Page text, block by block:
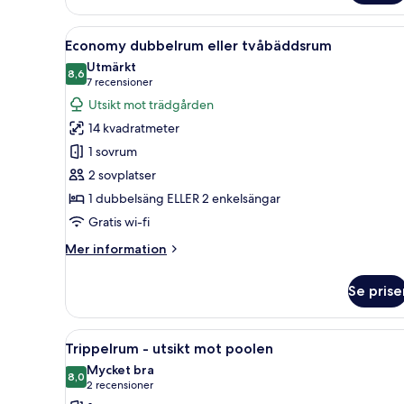
dubbelrum
eller
tvåbäddsrum
Öppna
alla
foton
för
Economy
dubbelrum
eller
tvåbäddsrum
En snyggt bäddad säng med
6
Economy dubbelrum eller tvåbäddsrum
8,68,6 av 10
Utmärkt
7 recensioner
(7 recensioner)
Utsikt mot trädgården
14 kvadratmeter
1 sovrum
2 sovplatser
1 dubbelsäng ELLER 2 enkelsängar
Gratis wi-fi
Mer information
Mer
dubbelrum
eller
tvåbäddsrum
Se
Öppna
alla
foton
En balkong med en pool, två
7
Trippelrum - utsikt mot poolen
8,08,0 av 10
Mycket bra
2 recensioner
(2 recensioner)